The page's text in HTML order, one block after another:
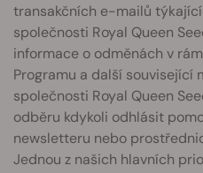
transakčních e-mailů
společnosti Royal Queen
informace o odměnách v
Programu a další související
společnosti Royal Queen
odběru kdykoli odhlásit
newsletteru nebo
Jednou z našich hlavních